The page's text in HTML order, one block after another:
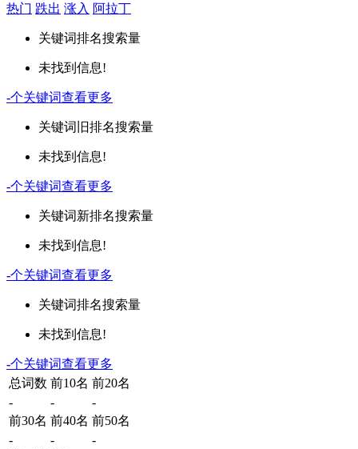
热门 跌出 涨入 阿拉丁
关键词排名搜索量
未找到信息!
-个关键词查看更多
关键词 旧排名搜索量
未找到信息!
-个关键词查看更多
关键词新排名搜索量
未找到信息!
-个关键词查看更多
关键词排名搜索量
未找到信息!
-个关键词查看更多
总词数 前10名 前20名
-
-
-
前30名 前40名 前50名
-
-
-